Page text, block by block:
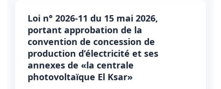
Loi n° 2026-11 du 15 mai 2026,
portant approbation de la
convention de concession de
production d’électricité et ses
annexes de «la centrale
photovoltaïque El Ksar»